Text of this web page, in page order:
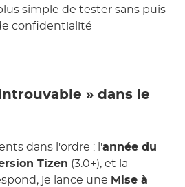
simple de tester sans puis
confidentialité
» dans le
dans l'ordre : l'année du
Tizen (3.0+), et la
je lance une Mise à